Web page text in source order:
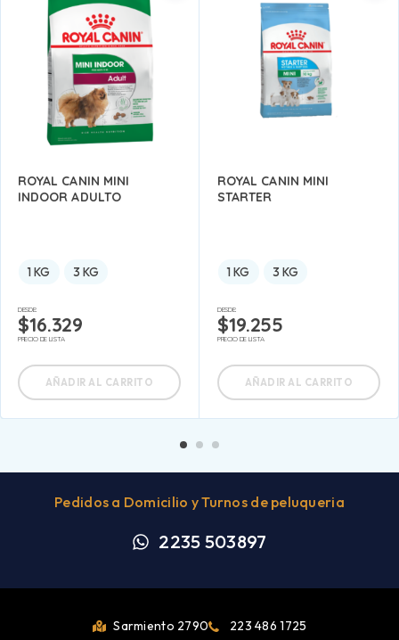
ROYAL CANIN MINI
INDOOR ADULTO
1 KG 3 KG
DESDE:
$16.329
PRECIO DE LISTA
AÑADIR AL CARRITO
ROYAL CANIN MINI
STARTER
1 KG 3 KG
DESDE:
$19.255
PRECIO DE LISTA
AÑADIR AL CARRITO
Pedidos a Domicilio y Turnos de peluqueria
2235 503897
Sarmiento 2790 223 486 1725